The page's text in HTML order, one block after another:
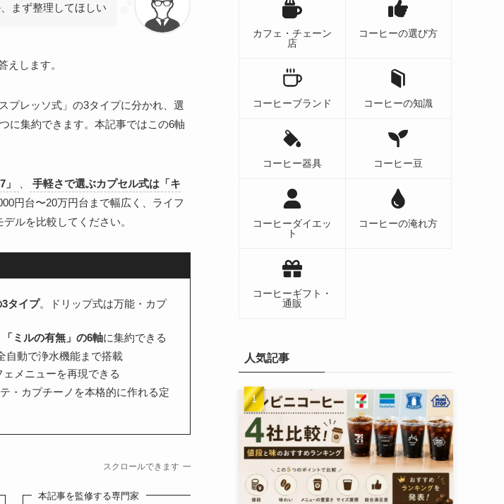
まず整理してほしい
えします。
プレッソ式」の3タイプに分かれ、選
に集約できます。本記事ではこの6軸
手軽さで選ぶカプセル式は「キ
円台〜20万円台まで幅広く、ライフ
ルを比較してください。
タイプ。ドリップ式は万能・カプ
ミルの有無」の6軸に集約できる
自動で浄水機能まで搭載
メニューを再現できる
・カプチーノを本格的に作れる定
スクロールできます
本記事を監修する専門家
カフェ・チェーン
店
コーヒーの選び方
コーヒーブランド コーヒーの知識
コーヒー器具 コーヒー豆
コーヒーダイエッ
ト
コーヒーの淹れ方
コーヒーギフト・
通販
人気記事